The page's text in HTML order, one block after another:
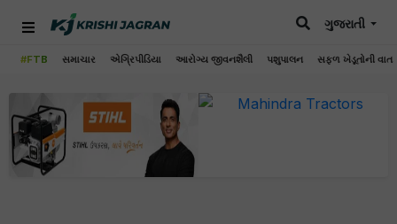
#FTB સમાચાર એગ્રિપીડિયા આરોગ્ય જીવનશૈલી પશુપાલન સફળ ખેડૂતોની વાત
ગુજરાતી